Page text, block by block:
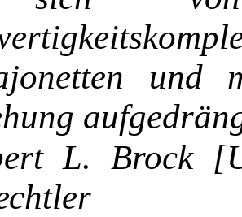
und
L. Brock